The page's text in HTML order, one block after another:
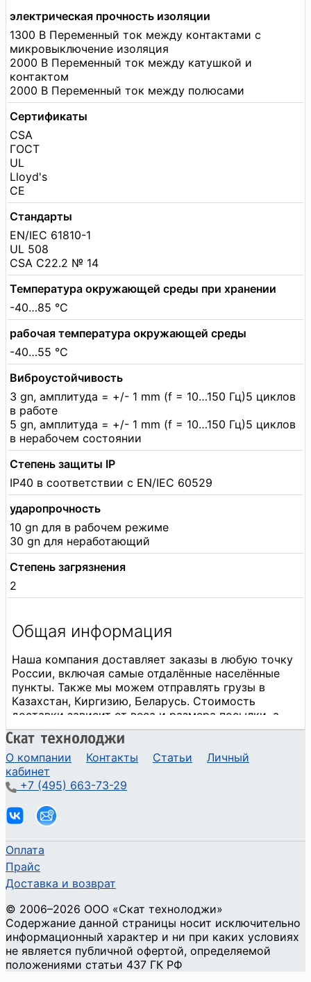
электрическая прочность изоляции
1300 В Переменный ток между контактами с
микровыключение изоляция
2000 В Переменный ток между катушкой и
контактом
2000 В Переменный ток между полюсами
Сертификаты
CSA
ГОСТ
UL
Lloyd's
CE
Стандарты
EN/IEC 61810-1
UL 508
CSA C22.2 № 14
Температура окружающей среды при хранении
-40…85 °C
рабочая температура окружающей среды
-40…55 °C
Виброустойчивость
3 gn, амплитуда = +/- 1 mm (f = 10…150 Гц)5 циклов
в работе
5 gn, амплитуда = +/- 1 mm (f = 10…150 Гц)5 циклов
в нерабочем состоянии
Степень защиты IP
IP40 в соответствии с EN/IEC 60529
ударопрочность
10 gn для в рабочем режиме
30 gn для неработающий
Степень загрязнения
2
О компании Контакты Статьи
Личный
кабинет
+7 (495) 663-73-29
Оплата
Прайс
Доставка и возврат
© 2006–2026 ООО «Скат технолоджи»
Содержание данной страницы носит исключительно
информационный характер и ни при каких условиях
не является публичной офертой, определяемой
положениями статьи 437 ГК РФ